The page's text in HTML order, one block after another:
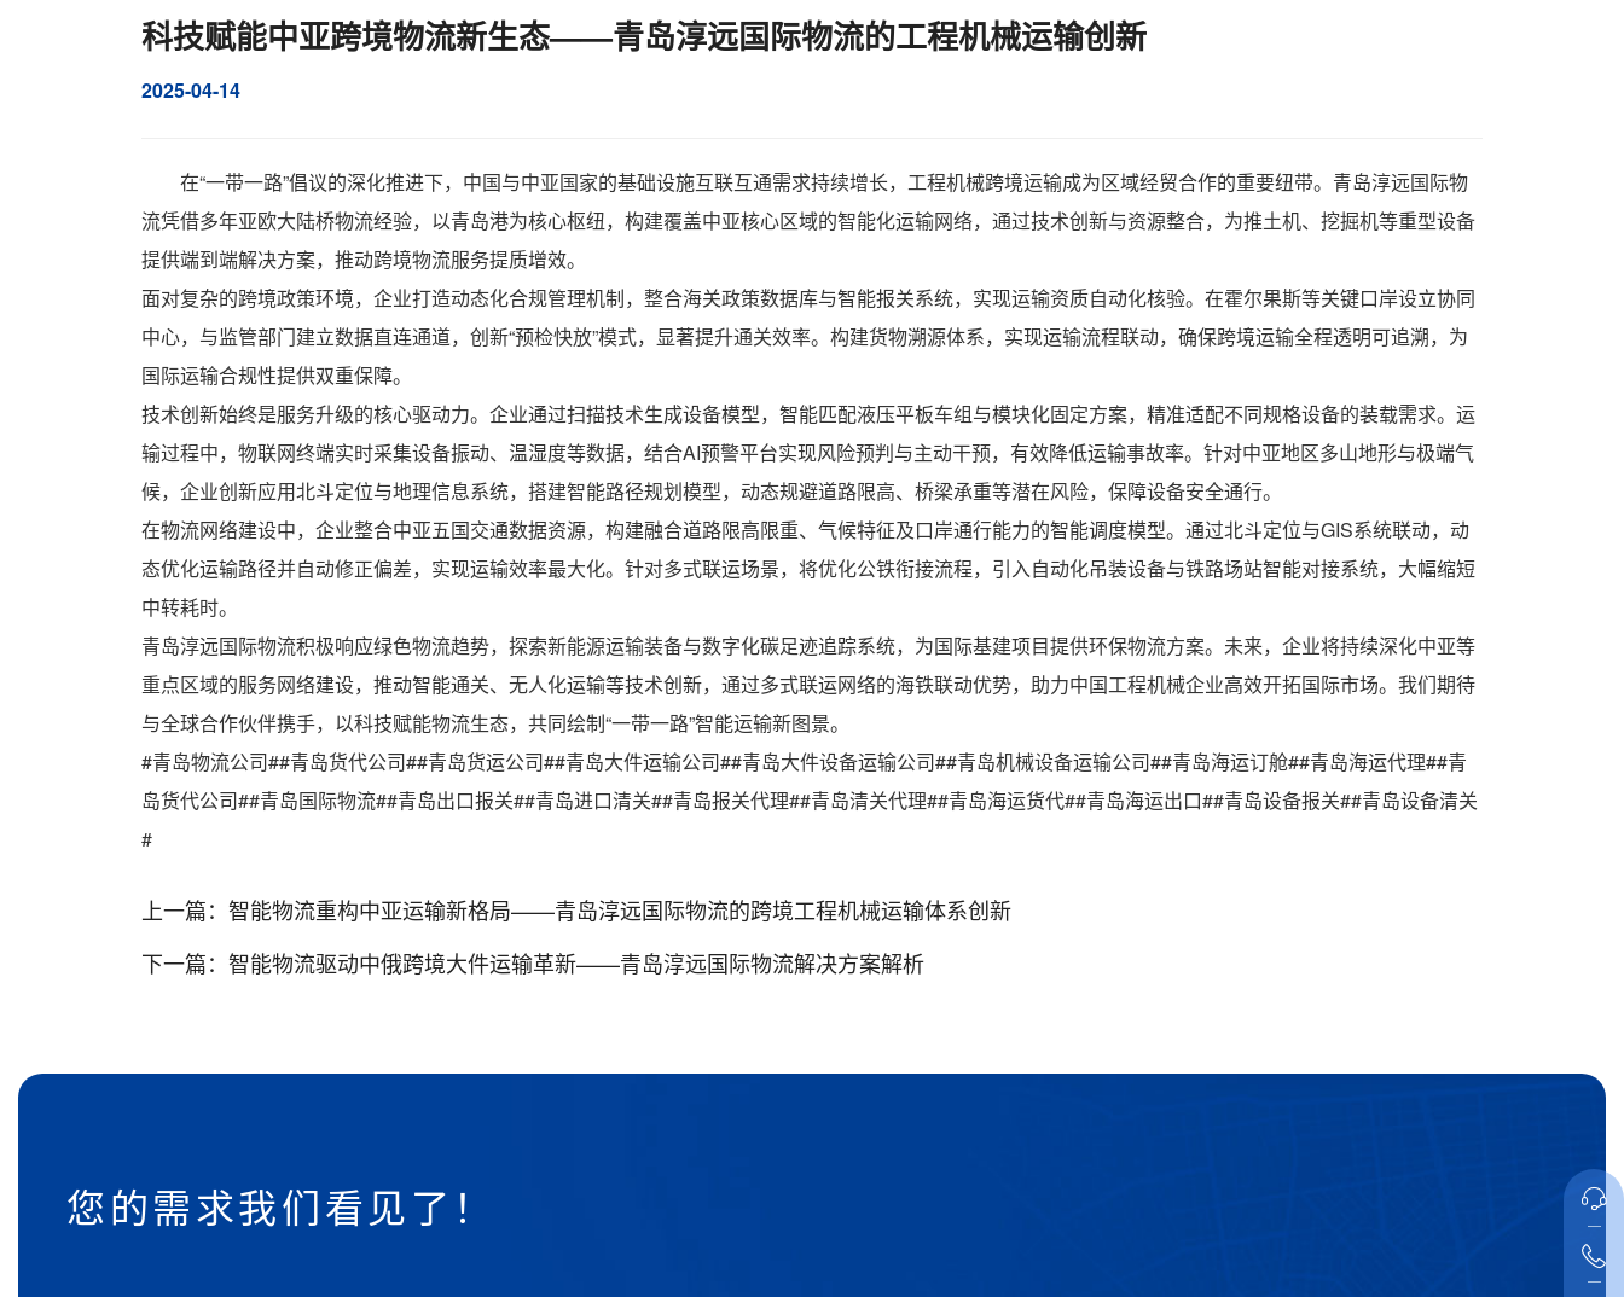
科技赋能中亚跨境物流新生态——青岛淳远国际物流的工程机械运输创新
2025-04-14
在“一带一路”倡议的深化推进下，中国与中亚国家的基础设施互联互通需求持续增长， 工程机械跨境运输成为区域经贸合作的重要纽带。青岛淳远国际物
流凭借多年亚欧大陆桥物流经验，以青岛港为核心枢纽，构建覆盖中亚核心区域的智能化运输网络，通过技术创新与资源整合，为推土机、挖掘机等重型设备
提供端到端解决方案，推动跨境物流服务提质增效。
面对复杂的跨境政策环境，企业打造动态化合规管理机制，整合海关政策数据库与智能报关系统，实现运输资质自动化核验。在霍尔果斯等关键口岸设立协同
中心，与监管部门建立数据直连通道，创新“预检快放”模式，显著提升通关效率。构建货物溯源体系，实现运输流程联动，确保跨境运输全程透明可追溯，为
国际运输合规性提供双重保障。
技术创新始终是服务升级的核心驱动力。企业通过扫描技术生成设备模型，智能匹配液压平板车组与模块化固定方案，精准适配不同规格设备的装载需求。运
输过程中，物联网终端实时采集设备振动、温湿度等数据，结合AI预警平台实现风险预判与主动干预，有效降低运输事故率。针对中亚地区多山地形与极端气
候，企业创新应用北斗定位与地理信息系统，搭建智能路径规划模型，动态规避道路限高、桥梁承重等潜在风险，保障设备安全通行。
在物流网络建设中，企业整合中亚五国交通数据资源，构建融合道路限高限重、气候特征及口岸通行能力的智能调度模型。通过北斗定位与GIS系统联动，动
态优化运输路径并自动修正偏差，实现运输效率最大化。针对多式联运场景，将优化公铁衔接流程，引入自动化吊装设备与铁路场站智能对接系统，大幅缩短
中转耗时。
青岛淳远国际物流积极响应绿色物流趋势，探索新能源运输装备与数字化碳足迹追踪系统，为国际基建项目提供环保物流方案。未来，企业将持续深化中亚等
重点区域的服务网络建设，推动智能通关、无人化运输等技术创新，通过多式联运网络的海铁联动优势，助力中国工程机械企业高效开拓国际市场。我们期待
与全球合作伙伴携手，以科技赋能物流生态，共同绘制“一带一路”智能运输新图景。
#青岛物流公司##青岛货代公司##青岛货运公司##青岛大件运输公司##青岛大件设备运输公司##青岛机械设备运输公司##青岛海运订舱##青岛海运代理##青
岛货代公司##青岛国际物流##青岛出口报关##青岛进口清关##青岛报关代理##青岛清关代理##青岛海运货代##青岛海运出口##青岛设备报关##青岛设备清关
#
上一篇： 智能物流重构中亚运输新格局——青岛淳远国际物流的跨境工程机械运输体系创新
下一篇： 智能物流驱动中俄跨境大件运输革新——青岛淳远国际物流解决方案解析
您的需求我们看见了！